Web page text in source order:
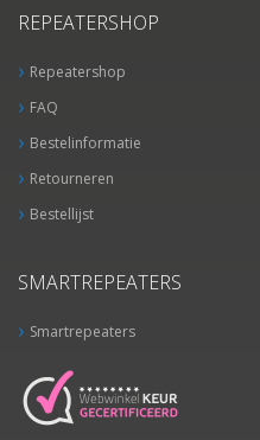
REPEATERSHOP
Repeatershop
FAQ
Bestelinformatie
Retourneren
Bestellijst
SMARTREPEATERS
Smartrepeaters